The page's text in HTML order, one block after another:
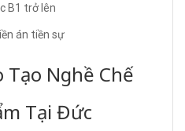
B1 trở lên
án tiền sự
Nghề Chế
Tại Đức